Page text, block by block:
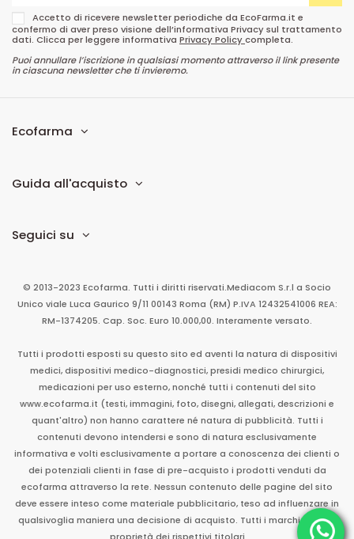
Accetto di ricevere newsletter periodiche da EcoFarma.it e
confermo di aver preso visione dell’informativa Privacy sul trattamento
dati. Clicca per leggere informativa Privacy Policycompleta.
Puoi annullare l’iscrizione in qualsiasi momento attraverso il link presente
in ciascuna newsletter che ti invieremo.
Ecofarma
Guida all'acquisto
Seguici su
© 2013-2023 Ecofarma. Tutti i diritti riservati.Mediacom S.r.l a Socio
Unico viale Luca Gaurico 9/11 00143 Roma (RM) P.IVA 12432541006 REA:
RM-1374205. Cap. Soc. Euro 10.000,00. Interamente versato.
Tutti i prodotti esposti su questo sito ed aventi la natura di dispositivi
medici, dispositivi medico-diagnostici, presidi medico chirurgici,
medicazioni per uso esterno, nonché tutti i contenuti del sito
www.ecofarma.it (testi, immagini, foto, disegni, allegati, descrizioni e
quant'altro) non hanno carattere né natura di pubblicità. Tutti i
contenuti devono intendersi e sono di natura esclusivamente
informativa e volti esclusivamente a portare a conoscenza dei clienti o
dei potenziali clienti in fase di pre-acquisto i prodotti venduti da
ecofarma attraverso la rete. Nessun contenuto delle pagine del sito
deve essere inteso come materiale pubblicitario, teso ad influenzare in
qualsivoglia maniera una decisione di acquisto. Tutti i marchi sono di